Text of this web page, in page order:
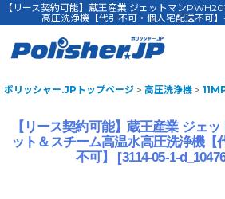
【リース契約可能】蔵王産業 ジェットマン
高圧洗浄機【代引不可・個人宅配送不可
ポリッシャー.JPトップページ > 高圧洗浄機 >
【リース契約可能】蔵王産業 ジェ
ット＆スチーム高温水高圧洗浄機【
不可】
[3114-05-1-